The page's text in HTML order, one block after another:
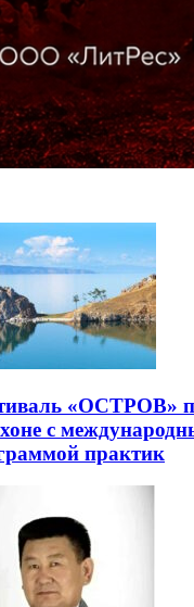
«ОСТРОВ»
с
практик